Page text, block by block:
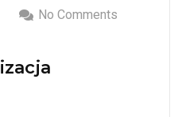
No Comments